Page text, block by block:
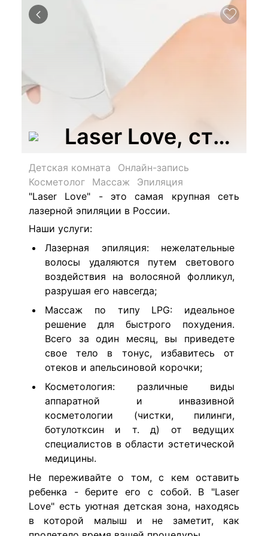
Laser Love,
Детская комната
Онлайн-запись
Косметолог
Массаж
Эпиляция
"Laser Love" - это самая крупная сеть
лазерной эпиляции в России.
Наши услуги:
Лазерная эпиляция: нежелательные
волосы удаляются путем светового
воздействия на волосяной фолликул,
разрушая его навсегда;
Массаж по типу LPG: идеальное
решение для быстрого похудения.
Всего за один месяц, вы приведете
свое тело в тонус, избавитесь от
отеков и апельсиновой корочки;
Косметология: различные виды
аппаратной и инвазивной
косметологии (чистки, пилинги,
ботулотксин и т. д) от ведущих
специалистов в области эстетической
медицины.
Не переживайте о том, с кем оставить
ребенка - берите его с собой. В "Laser
Love" есть уютная детская зона, находясь
в которой малыш и не заметит, как